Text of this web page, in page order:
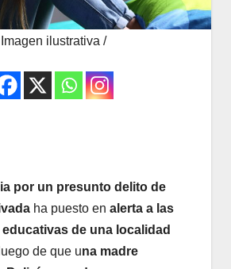
Imagen ilustrativa /
por un presunto delito de
ha puesto en alerta a las
de una localidad
de que una madre